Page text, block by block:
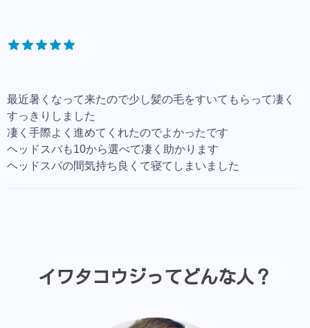
最近暑くなって来たので少し髪の毛をすいてもらって凄く
すっきりしました
凄く手際よく進めてくれたのでよかったです
ヘッドスバも10から選べて凄く助かります
ヘッドスパの間気持ち良くて寝てしまいました
イワタコウジってどんな人？